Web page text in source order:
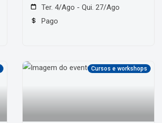
Ter. 4/Ago - Qui. 27/Ago
Pago
Cursos e workshops